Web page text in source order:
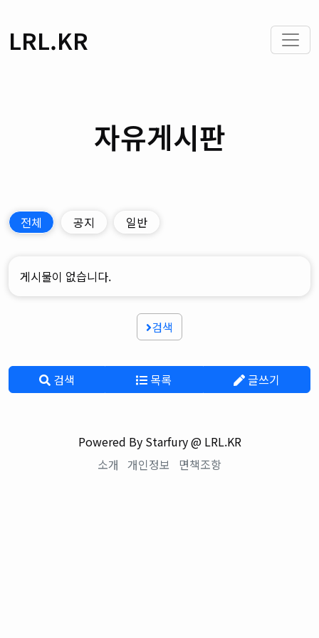
LRL.KR
자유게시판
전체 공지 일반
게시물이 없습니다.
검색
검색 목록 글쓰기
Powered By Starfury @ LRL.KR
소개 개인정보 면책조항